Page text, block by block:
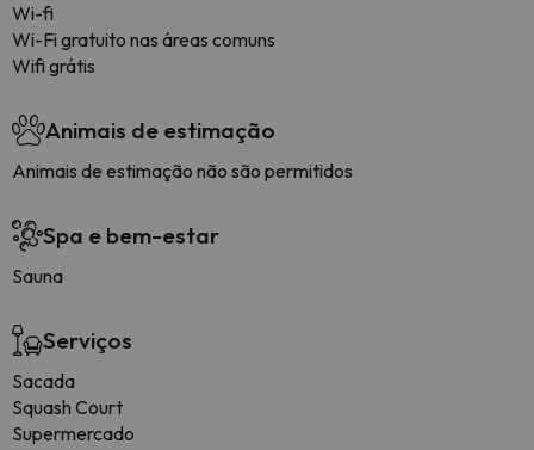
Wi-fi
Wi-Fi gratuito nas áreas comuns
Wifi grátis
Animais de estimação
Animais de estimação não são permitidos
Spa e bem-estar
Sauna
Serviços
Sacada
Squash Court
Supermercado